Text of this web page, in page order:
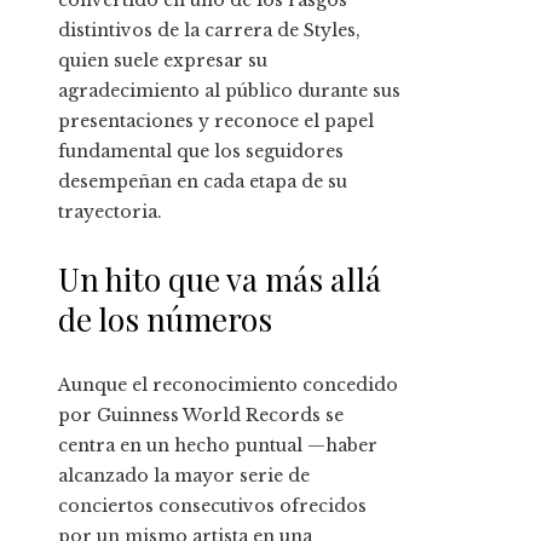
distintivos de la carrera de Styles,
quien suele expresar su
agradecimiento al público durante sus
presentaciones y reconoce el papel
fundamental que los seguidores
desempeñan en cada etapa de su
trayectoria.
Un hito que va más allá
de los números
Aunque el reconocimiento concedido
por Guinness World Records se
centra en un hecho puntual —haber
alcanzado la mayor serie de
conciertos consecutivos ofrecidos
por un mismo artista en una